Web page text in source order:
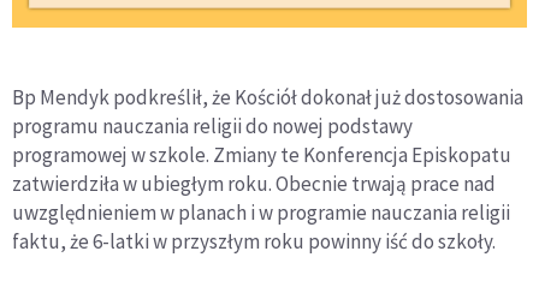
Bp Mendyk podkreślił, że Kościół dokonał już dostosowania
programu nauczania religii do nowej podstawy
programowej w szkole. Zmiany te Konferencja Episkopatu
zatwierdziła w ubiegłym roku. Obecnie trwają prace nad
uwzględnieniem w planach i w programie nauczania religii
faktu, że 6-latki w przyszłym roku powinny iść do szkoły.